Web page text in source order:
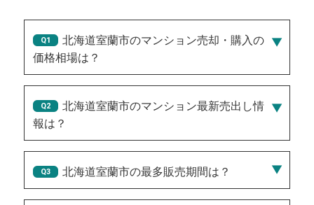
北海道室蘭市のマンション売却・購入の
価格相場は？
北海道室蘭市のマンション最新売出し情
報は？
2026/08/02/50万円 、 2026/07/29/150万円 、
2026/07/24/100万円 、 2026/07/26/150万円
北海道室蘭市の最多販売期間は？
181